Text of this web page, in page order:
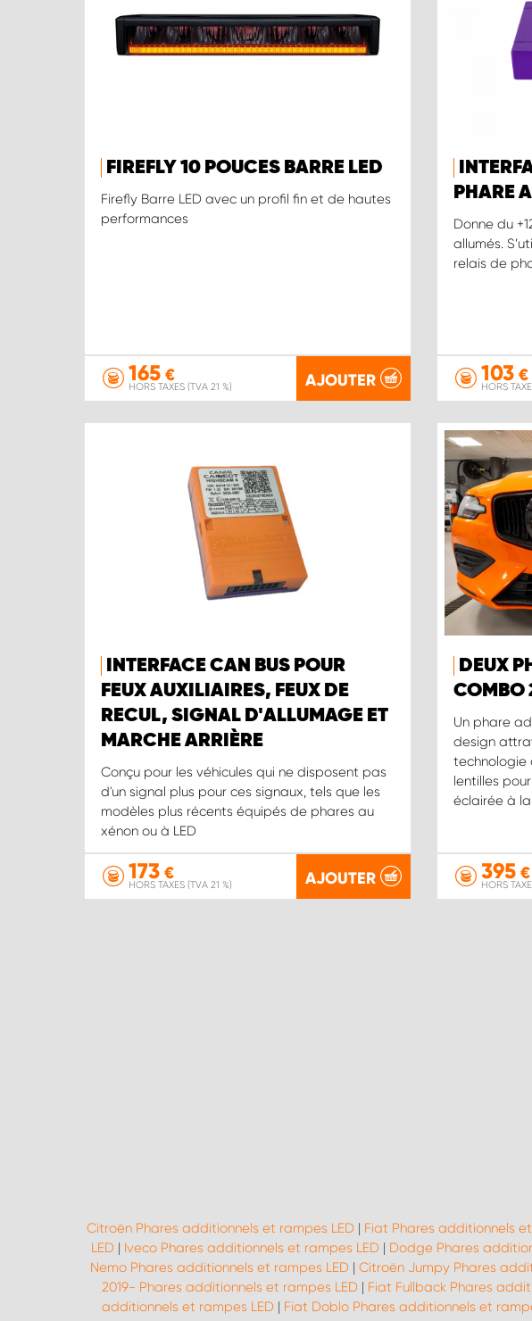
FIREFLY 10 POUCES BARRE LED
Firefly Barre LED avec un profil fin et de hautes
performances
165 €
HORS TAXES (TVA 21 %) AJOUTER
PHARE
Donne du
allumés.
relais de
103€
HORS
INTERFACE CAN BUS POUR
FEUX AUXILIAIRES, FEUX DE
RECUL, SIGNAL D'ALLUMAGE ET
MARCHE ARRIÈRE
Conçu pour les véhicules qui ne disposent pas
d'un signal plus pour ces signaux, tels que les
modèles plus récents équipés de phares au
xénon ou à LED
173 €
HORS TAXES (TVA 21 %) AJOUTER
DEUX
COMBO
Un phare
design
technologie
lentilles
éclairée à
395€
HORS
Citroën Phares additionnels et rampes LED| Fiat Phares additionnels
LED| Iveco Phares additionnels et rampes LED| Dodge Phares
Nemo Phares additionnels et rampes LED | Citroën Jumpy Phares
2019- Phares additionnels et rampes LED| Fiat Fullback Phares
additionnels et rampes LED | Fiat Doblo Phares additionnels et